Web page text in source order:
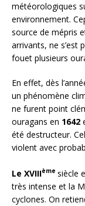
météorologiques
environnement.
source de mépris
arrivants, ne s’est
fouet plusieurs
En effet, dès
un phénomène
ne furent point
ouragans en 1642
été destructeur.
violent avec
Le XVIIIème siècle
très intense et la
cyclones. On